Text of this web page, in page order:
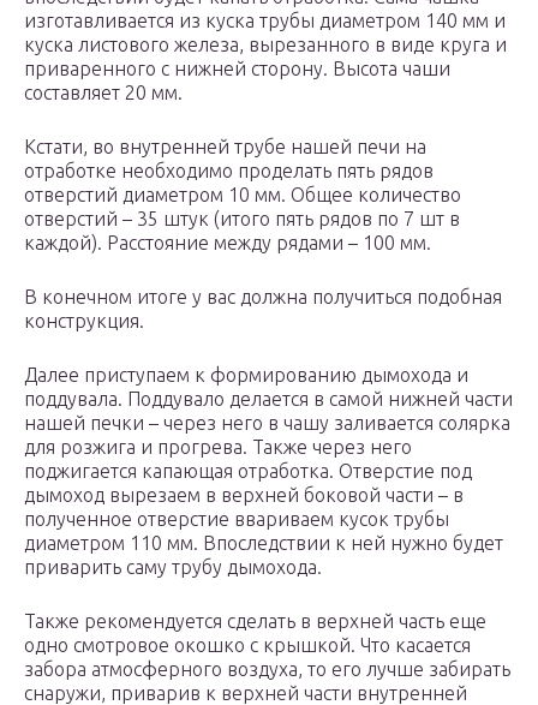
изготавливается из куска трубы диаметром 140 мм и
куска листового железа, вырезанного в виде круга и
приваренного с нижней сторону. Высота чаши
составляет 20 мм.
Кстати, во внутренней трубе нашей печи на
отработке необходимо проделать пять рядов
отверстий диаметром 10 мм. Общее количество
отверстий – 35 штук (итого пять рядов по 7 шт в
каждой). Расстояние между рядами – 100 мм.
В конечном итоге у вас должна получиться подобная
конструкция.
Далее приступаем к формированию дымохода и
поддувала. Поддувало делается в самой нижней части
нашей печки – через него в чашу заливается солярка
для розжига и прогрева. Также через него
поджигается капающая отработка. Отверстие под
дымоход вырезаем в верхней боковой части – в
полученное отверстие ввариваем кусок трубы
диаметром 110 мм. Впоследствии к ней нужно будет
приварить саму трубу дымохода.
Также рекомендуется сделать в верхней часть еще
одно смотровое окошко с крышкой. Что касается
забора атмосферного воздуха, то его лучше забирать
снаружи, приварив к верхней части внутренней